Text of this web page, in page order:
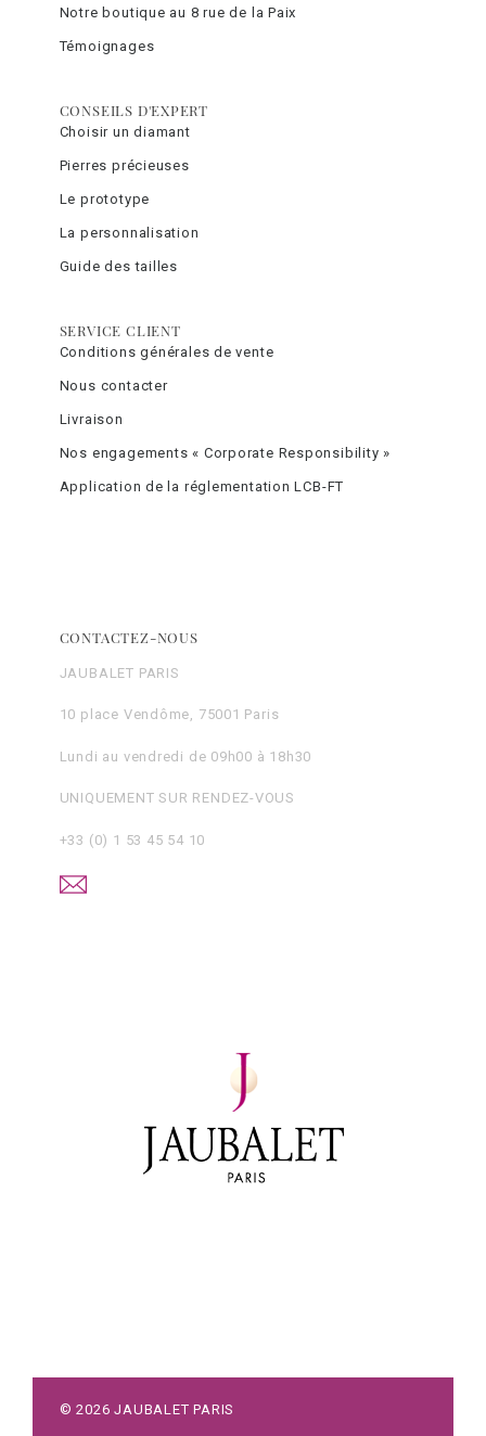
Notre boutique au 8 rue de la Paix
Témoignages
CONSEILS D'EXPERT
Choisir un diamant
Pierres précieuses
Le prototype
La personnalisation
Guide des tailles
SERVICE CLIENT
Conditions générales de vente
Nous contacter
Livraison
Nos engagements « Corporate Responsibility »
Application de la réglementation LCB-FT
CONTACTEZ-NOUS
JAUBALET PARIS
10 place Vendôme, 75001 Paris
Lundi au vendredi de 09h00 à 18h30
UNIQUEMENT SUR RENDEZ-VOUS
+33 (0) 1 53 45 54 10
©2026 JAUBALET PARIS